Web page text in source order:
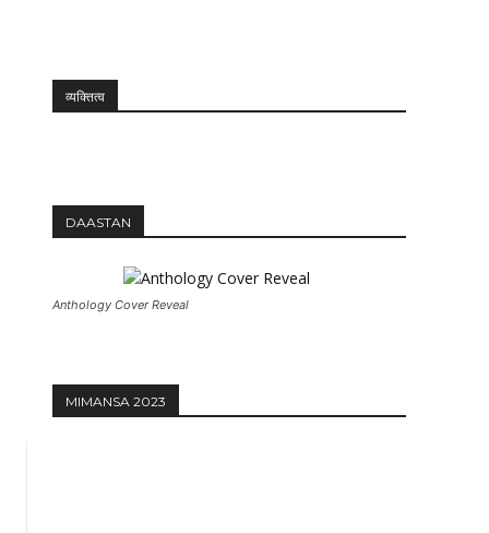
व्यक्तित्व
DAASTAN
Anthology Cover Reveal
MIMANSA 2023